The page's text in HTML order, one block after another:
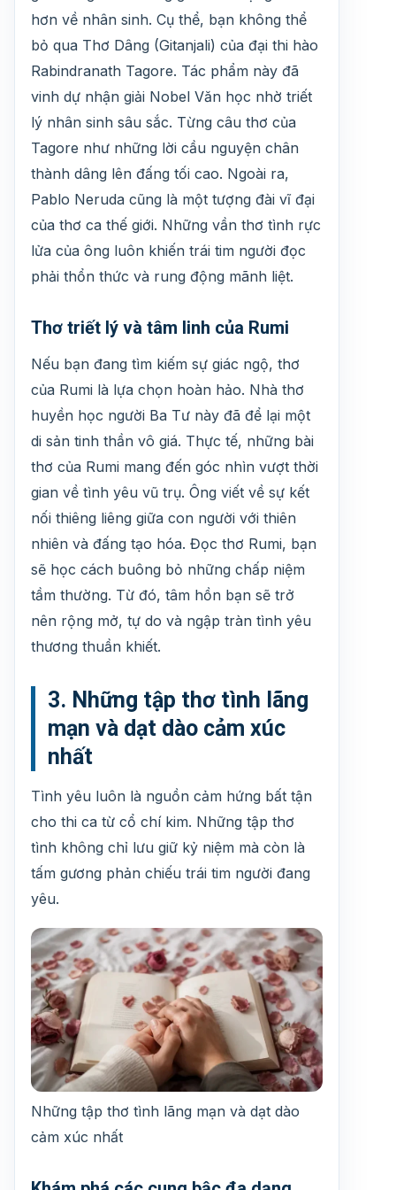
hơn về nhân sinh. Cụ thể, bạn không thể
bỏ qua Thơ Dâng (Gitanjali) của đại thi hào
Rabindranath Tagore. Tác phẩm này đã
vinh dự nhận giải Nobel Văn học nhờ triết
lý nhân sinh sâu sắc. Từng câu thơ của
Tagore như những lời cầu nguyện chân
thành dâng lên đấng tối cao. Ngoài ra,
Pablo Neruda cũng là một tượng đài vĩ đại
của thơ ca thế giới. Những vần thơ tình rực
lửa của ông luôn khiến trái tim người đọc
phải thổn thức và rung động mãnh liệt.
Thơ triết lý và tâm linh của Rumi
Nếu bạn đang tìm kiếm sự giác ngộ, thơ
của Rumi là lựa chọn hoàn hảo. Nhà thơ
huyền học người Ba Tư này đã để lại một
di sản tinh thần vô giá. Thực tế, những bài
thơ của Rumi mang đến góc nhìn vượt thời
gian về tình yêu vũ trụ. Ông viết về sự kết
nối thiêng liêng giữa con người với thiên
nhiên và đấng tạo hóa. Đọc thơ Rumi, bạn
sẽ học cách buông bỏ những chấp niệm
tầm thường. Từ đó, tâm hồn bạn sẽ trở
nên rộng mở, tự do và ngập tràn tình yêu
thương thuần khiết.
3. Những tập thơ tình lãng
mạn và dạt dào cảm xúc
nhất
Tình yêu luôn là nguồn cảm hứng bất tận
cho thi ca từ cổ chí kim. Những tập thơ
tình không chỉ lưu giữ kỷ niệm mà còn là
tấm gương phản chiếu trái tim người đang
yêu.
Những tập thơ tình lãng mạn và dạt dào
cảm xúc nhất